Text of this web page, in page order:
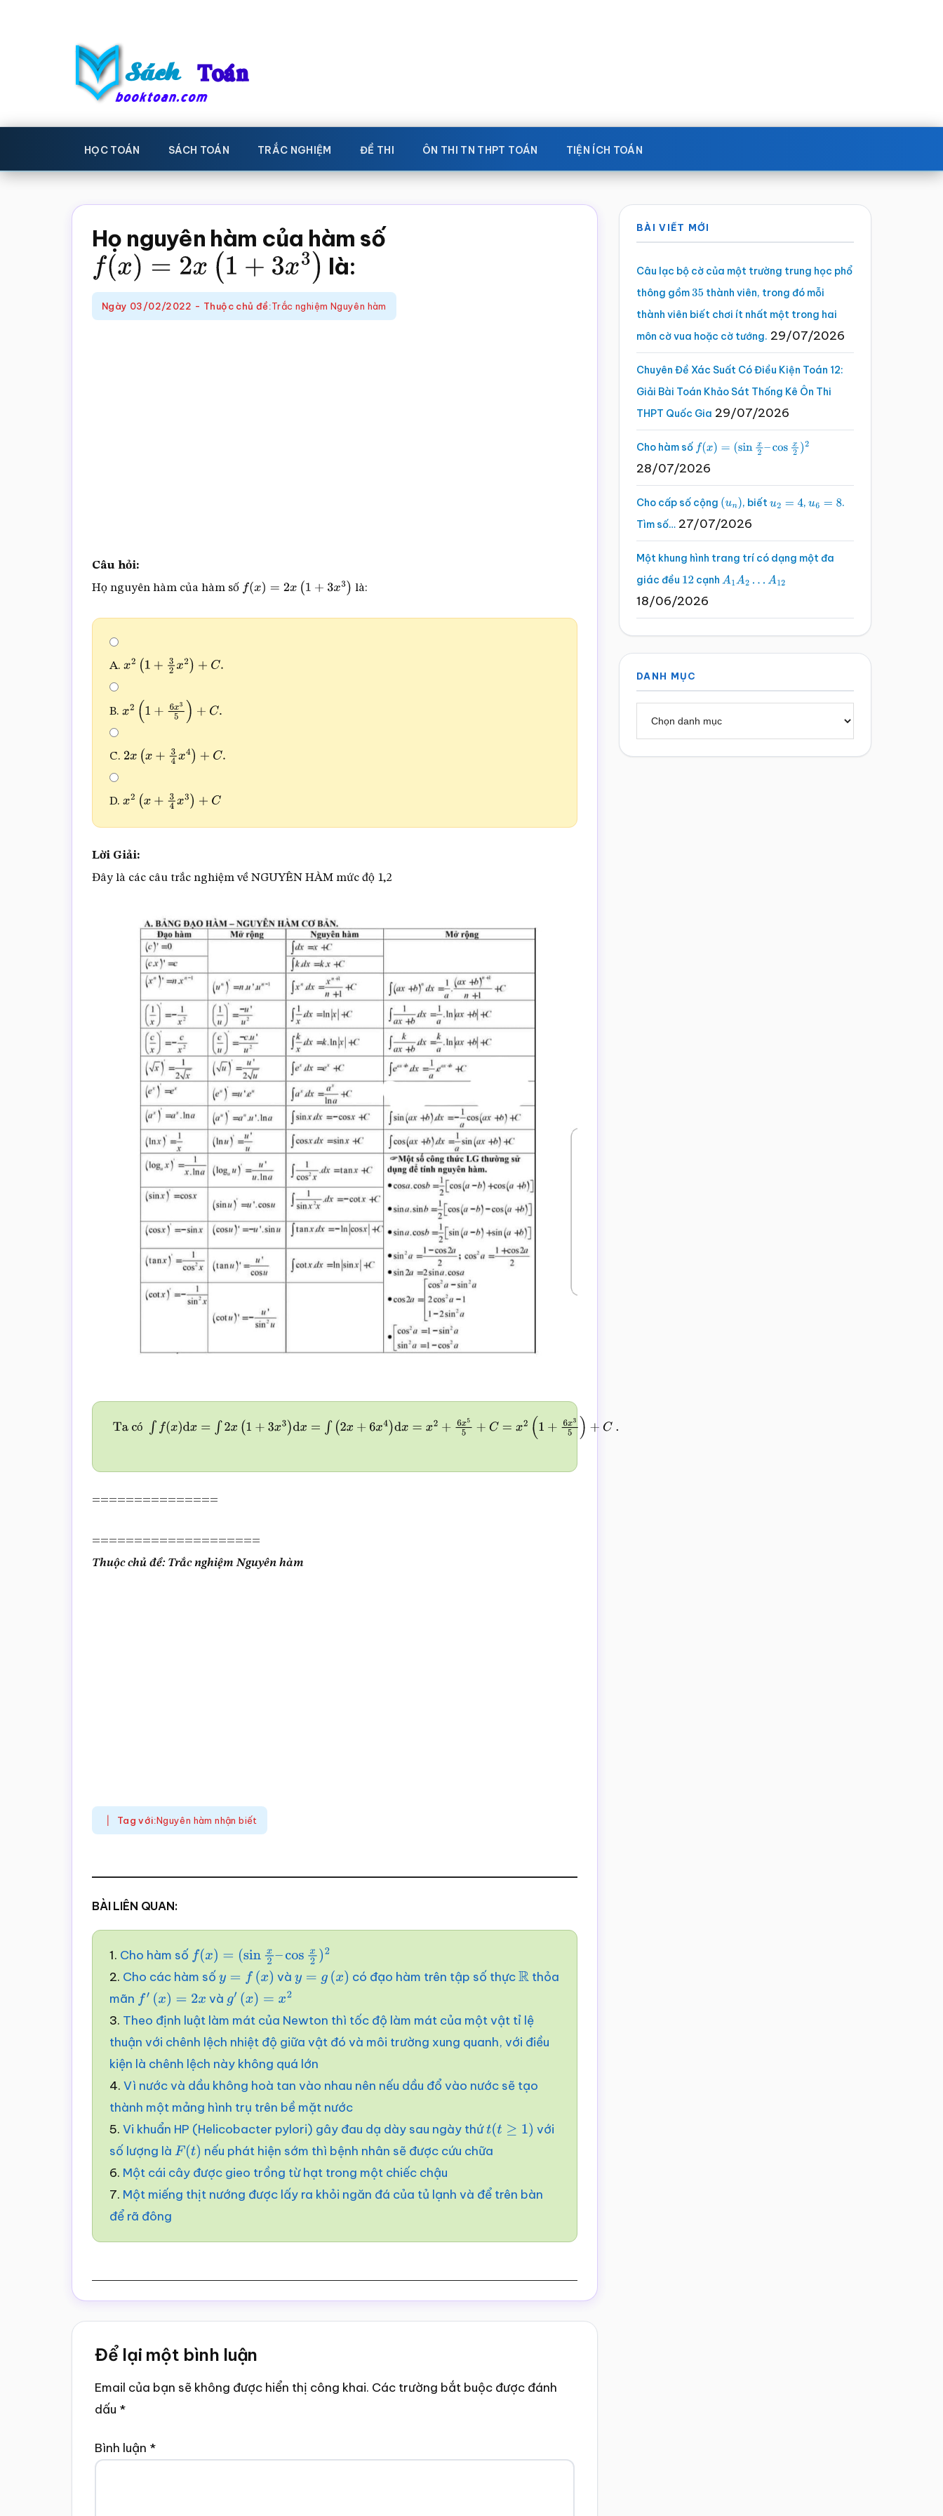
Sách
Toán
-
Học
toán
Học
toán,
toán,
Sách
khoa
Toán,
trắc
HỌC TOÁN SÁCH TOÁN TRẮC NGHIỆM ĐỀ THI ÔN THI TN THPT TOÁN TIỆN ÍCH TOÁN
Họ nguyên hàm của hàm số
f(x)= 2x (1+ 3 x3) là:
Ngày 03/02/2022 - Thuộc chủ đề:Trắc nghiệm Nguyên hàm
Câu hỏi:
Họ nguyên hàm của hàm số f( x)= 2x 1+ 3x3 là:
A. x2 1+ 32 x2 )+ C
B. x2 1 + x ) C
C. 2x( x+ 4 4 )+ C
D. x2 x+ 4 3 )+ C
Lời Giải:
Đây là các câu trắc nghiệm về NGUYÊN HÀM mức độ 1,2
ó
Ta có f( x) dx=∫2x (1+3 x3) dx = 2x+6x4) dx = 2+6 5 5+C =x2 1+6 5 C
===============
====================
Thuộc chủ đề: Trắc nghiệm Nguyên hàm
Tag với:Nguyên hàm nhận biết
BÀI LIÊN QUAN:
1. Cho hàm số f(x)= (sinx2–cosx2 )2
2. Cho các hàm số y =f( x ) vày =g (x ) có đạo hàm trên tập số thựcRthỏa
mãn f′( x)= 2x và g′ (x)=x2
3. Theo định luật làm mát của Newton thì tốc độ làm mát của một vật tỉ lệ
thuận với chênh lệch nhiệt độ giữa vật đó và môi trường xung quanh, với điều
kiện là chênh lệch này không quá lớn
4. Vì nước và dầu không hoà tan vào nhau nên nếu dầu đổ vào nước sẽ tạo
thành một mảng hình trụ trên bề mặt nước
5. Vi khuẩn HP (Helicobacter pylori) gây đau dạ dày sau ngày thứt(t ≥1)
với
số lượng là F(t) nếu phát hiện sớm thì bệnh nhân sẽ được cứu chữa
6. Một cái cây được gieo trồng từ hạt trong một chiếc chậu
7. Một miếng thịt nướng được lấy ra khỏi ngăn đá của tủ lạnh và để trên bàn
để rã đông
Reader
Interactions
Để lại một bình luận
Email của bạn sẽ không được hiển thị công khai. Các trường bắt buộc được đánh
dấu *
Bình luận *
Sidebar
chính
BÀI VIẾT MỚI
Câu lạc bộ cờ của một trường trung học phổ
thông gồm35 thành viên, trong đó mỗi
thành viên biết chơi ít nhất một trong hai
môn cờ vua hoặc cờ tướng. 29/07/2026
Chuyên Đề Xác Suất Có Điều Kiện Toán 12:
Giải Bài Toán Khảo Sát Thống Kê Ôn Thi
THPT Quốc Gia 29/07/2026
Cho hàm số f(x)=(sinx2 –cosx2 )2
28/07/2026
Cho cấp số cộng (un), biếtu2 =4 , u6 =8
.
Tìm số… 27/07/2026
Một khung hình trang trí có dạng một đa
giác đều 12 cạnh A1A2…A 12
18/06/2026
DANH MỤC